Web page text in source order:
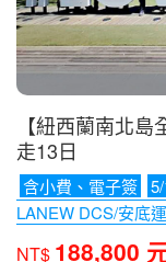
【紐西蘭南北
走13日
含小費、電子簽
LANEW DCS/安底
NT$ 188,800